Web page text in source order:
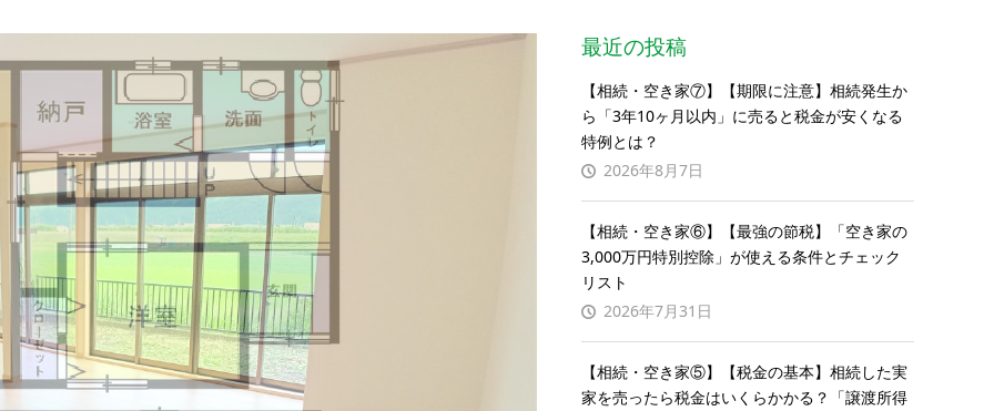
最近の投稿
【相続・空き家⑦】【期限に注意】相続発生か
ら「3年10ヶ月以内」に売ると税金が安くなる
特例とは？
2026年8月7日
【相続・空き家⑥】【最強の節税】「空き家の
3,000万円特別控除」が使える条件とチェック
リスト
2026年7月31日
【相続・空き家⑤】【税金の基本】相続した実
家を売ったら税金はいくらかかる？「譲渡所得